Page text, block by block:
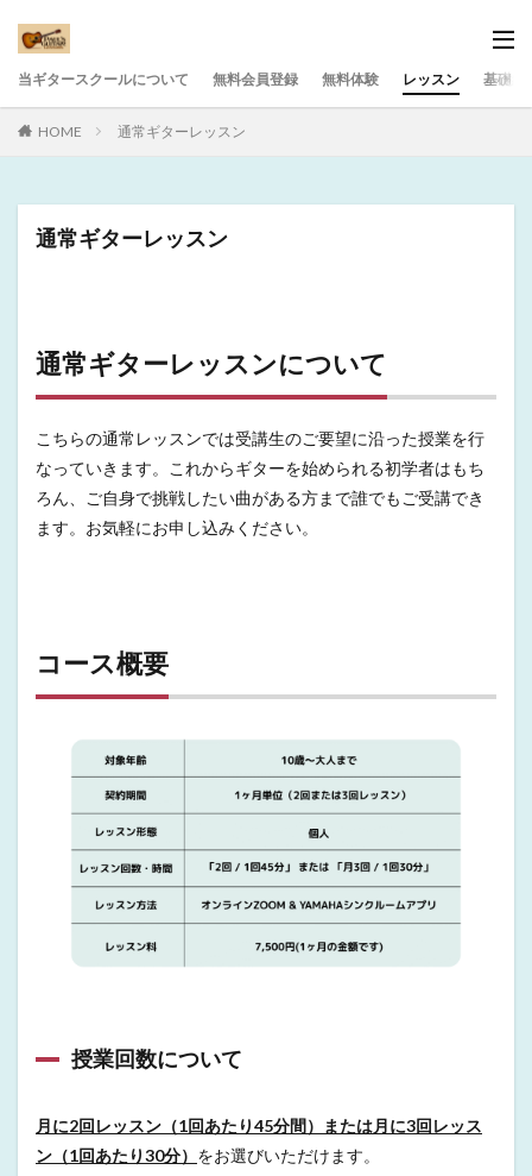
当ギタースクールについて 無料会員登録 無料体験 レッスン 基礎練
HOME 通常ギターレッスン
通常ギターレッスン
通常ギターレッスンについて
こちらの通常レッスンでは受講生のご要望に沿った授業を行
なっていきます。これからギターを始められる初学者はもち
ろん、ご自身で挑戦したい曲がある方まで誰でもご受講でき
ます。お気軽にお申し込みください。
コース概要
授業回数について
月に2回レッスン（1回あたり45分間）または月に3回レッス
ン（1回あたり30分） をお選びいただけます。